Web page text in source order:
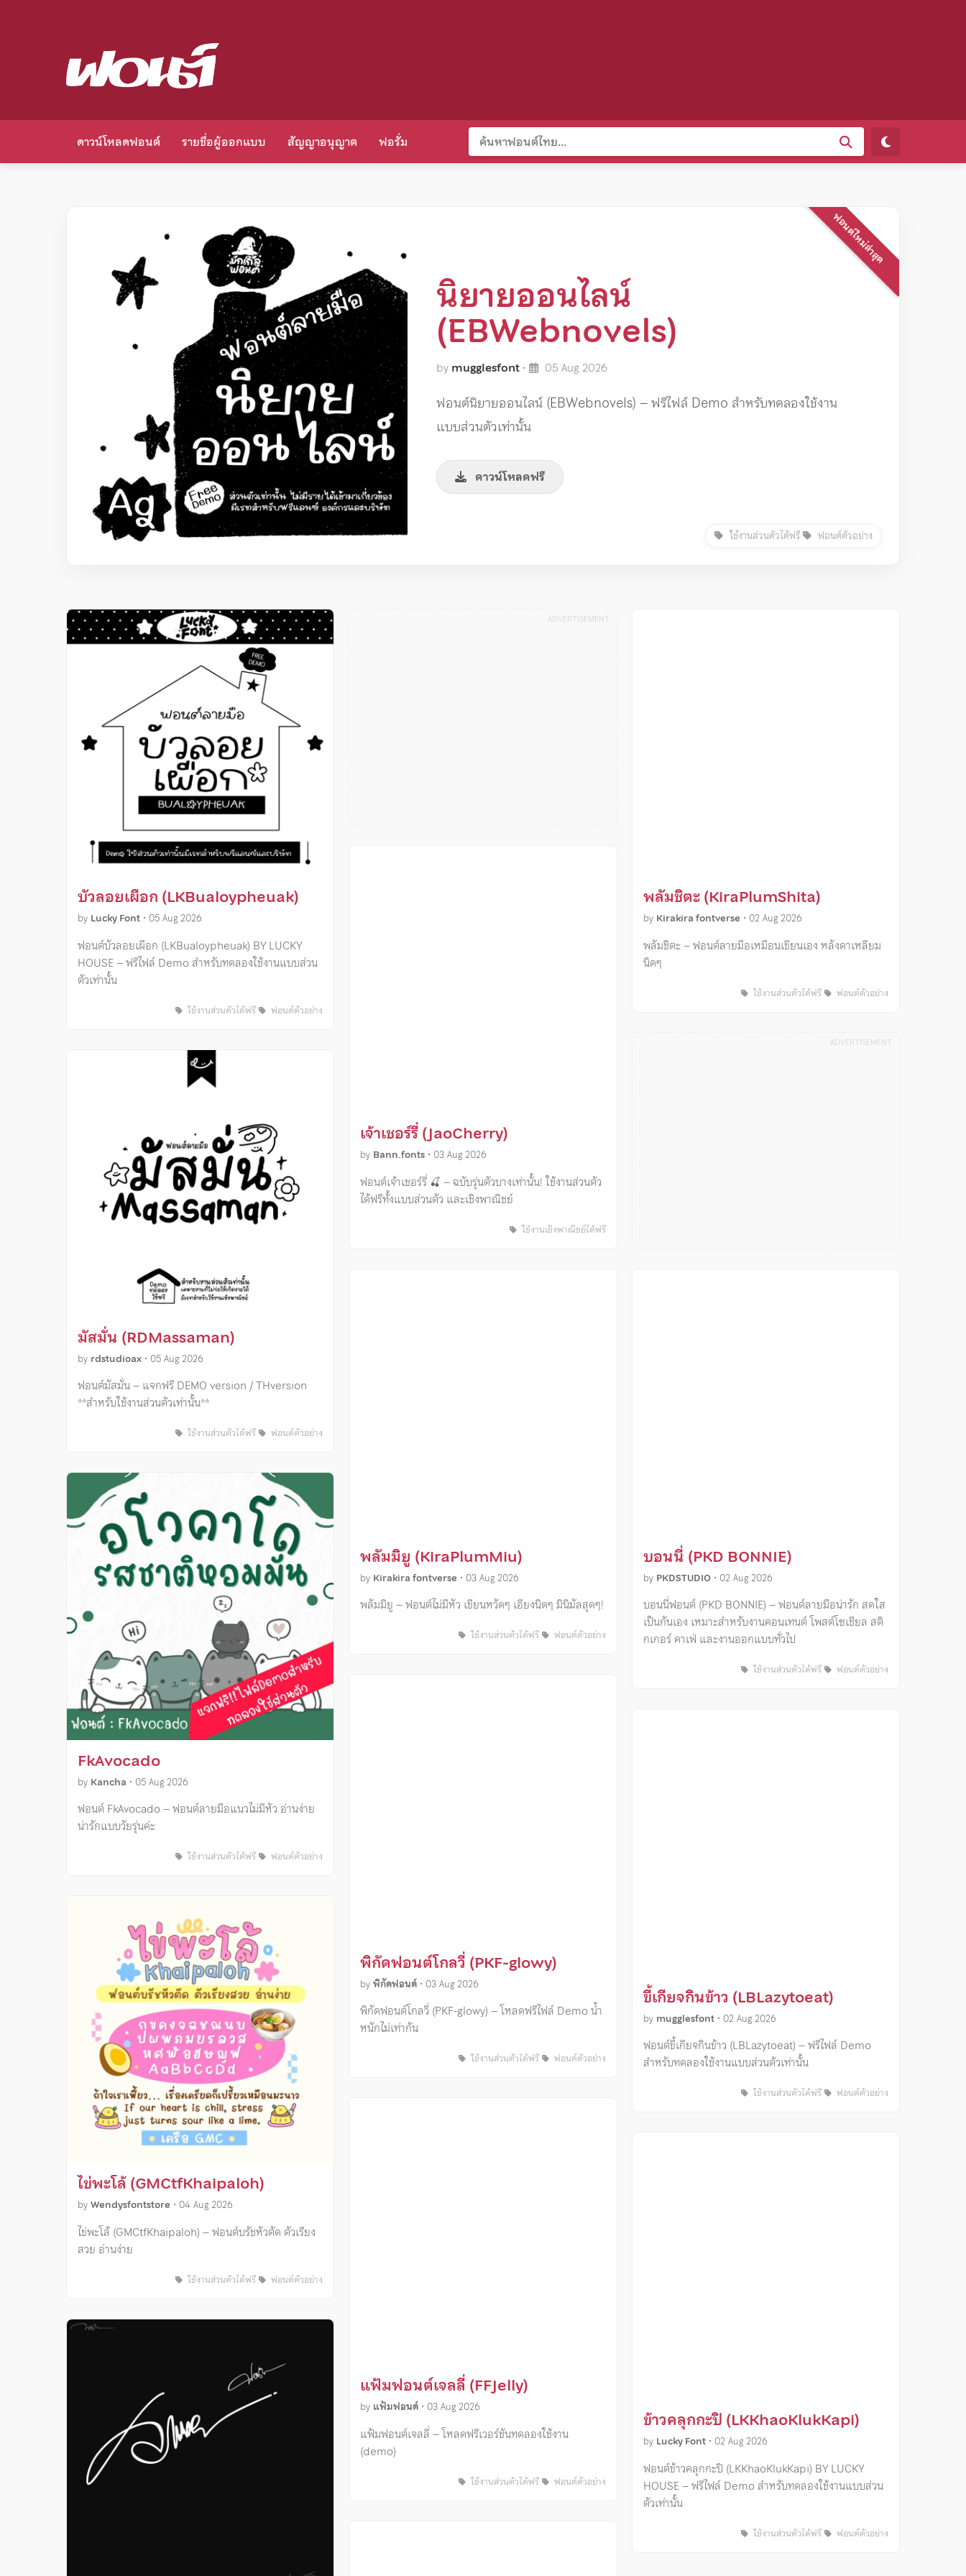
ดาวน์โหลดฟอนต์ รายชื่อผู้ออกแบบ สัญญาอนุญาต ฟอรั่ม
ฟอนต์ใหม่ล่าสุด
นิยายออนไลน์
(EBWebnovels)
by mugglesfont • 05 Aug 2026
ฟอนต์นิยายออนไลน์ (EBWebnovels) – ฟรีไฟล์ Demo สำหรับทดลองใช้งาน
แบบส่วนตัวเท่านั้น
ดาวน์โหลดฟรี
ใช้งานส่วนตัวได้ฟรี ฟอนต์ตัวอย่าง
บัวลอยเผือก (LKBualoypheuak)
by Lucky Font • 05 Aug 2026
ฟอนต์บัวลอยเผือก (LKBualoypheuak) BY LUCKY
HOUSE – ฟรีไฟล์ Demo สำหรับทดลองใช้งานแบบส่วน
ตัวเท่านั้น
ใช้งานส่วนตัวได้ฟรี ฟอนต์ตัวอย่าง
มัสมั่น (RDMassaman)
by rdstudioax • 05 Aug 2026
ฟอนต์มัสมั่น – แจกฟรี DEMO version / THversion
**สำหรับใช้งานส่วนตัวเท่านั้น**
ใช้งานส่วนตัวได้ฟรี ฟอนต์ตัวอย่าง
FkAvocado
by Kancha • 05 Aug 2026
ฟอนต์ FkAvocado – ฟอนต์ลายมือแนวไม่มีหัว อ่านง่าย
น่ารักแบบวัยรุ่นค่ะ
ใช้งานส่วนตัวได้ฟรี ฟอนต์ตัวอย่าง
ไข่พะโล้ (GMCtfKhaipaloh)
byWendysfontstore • 04 Aug 2026
ไข่พะโล้ (GMCtfKhaipaloh) – ฟอนต์บรัชหัวตัด ตัวเรียง
สวย อ่านง่าย
ใช้งานส่วนตัวได้ฟรี ฟอนต์ตัวอย่าง
เจ้าเชอร์รี่ (JaoCherry)
by Bann.fonts • 03 Aug 2026
ฟอนต์เจ้าเชอร์รี่ 🍒 – ฉบับรุ่นตัวบางเท่านั้น! ใช้งานส่วนตัว
ได้ฟรีทั้งแบบส่วนตัว และเชิงพาณิชย์
ใช้งานเชิงพาณิชย์ได้ฟรี
พลัมมิยู (KiraPlumMiu)
by Kirakira fontverse • 03 Aug 2026
พลัมมิยู – ฟอนต์ไม่มีหัว เขียนหวัดๆ เอียงนิดๆ มินิมัลสุดๆ!
ใช้งานส่วนตัวได้ฟรี ฟอนต์ตัวอย่าง
พิกัดฟอนต์โกลวี่ (PKF-glowy)
byพิกัดฟอนต์ • 03 Aug 2026
พิกัดฟอนต์โกลวี่ (PKF-glowy) – โหลดฟรีไฟล์ Demo น้ำ
หนักไม่เท่ากัน
ใช้งานส่วนตัวได้ฟรี ฟอนต์ตัวอย่าง
แฟ้มฟอนต์เจลลี่ (FFJelly)
by แฟ้มฟอนต์ • 03 Aug 2026
แฟ้มฟอนต์เจลลี่ – โหลดฟรีเวอร์ชันทดลองใช้งาน
(demo)
ใช้งานส่วนตัวได้ฟรี ฟอนต์ตัวอย่าง
พลัมชิตะ (KiraPlumShita)
by Kirakira fontverse • 02 Aug 2026
พลัมชิตะ – ฟอนต์ลายมือเหมือนเขียนเอง หลังดาเหลียม
นิดๆ
ใช้งานส่วนตัวได้ฟรี ฟอนต์ตัวอย่าง
บอนนี่ (PKD BONNIE)
by PKDSTUDIO• 02 Aug 2026
บอนนี่ฟอนต์ (PKD BONNIE) – ฟอนต์ลายมือน่ารัก สดใส
เป็นกันเอง เหมาะสำหรับงานคอนเทนต์ โพสต์โซเชียล สติ
กเกอร์ คาเฟ่ และงานออกแบบทั่วไป
ใช้งานส่วนตัวได้ฟรี ฟอนต์ตัวอย่าง
ขี้เกียจกินข้าว (LBLazytoeat)
by mugglesfont• 02 Aug 2026
ฟอนต์ขี้เกียจกินข้าว (LBLazytoeat) – ฟรีไฟล์ Demo
สำหรับทดลองใช้งานแบบส่วนตัวเท่านั้น
ใช้งานส่วนตัวได้ฟรี ฟอนต์ตัวอย่าง
ข้าวคลุกกะปิ (LKKhaoKlukKapi)
by Lucky Font• 02 Aug 2026
ฟอนต์ข้าวคลุกกะปิ (LKKhaoKlukKapi) BY LUCKY
HOUSE – ฟรีไฟล์ Demo สำหรับทดลองใช้งานแบบส่วน
ตัวเท่านั้น
ใช้งานส่วนตัวได้ฟรี ฟอนต์ตัวอย่าง